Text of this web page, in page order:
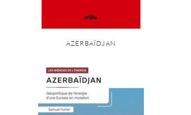
AZERBAÏDJAN